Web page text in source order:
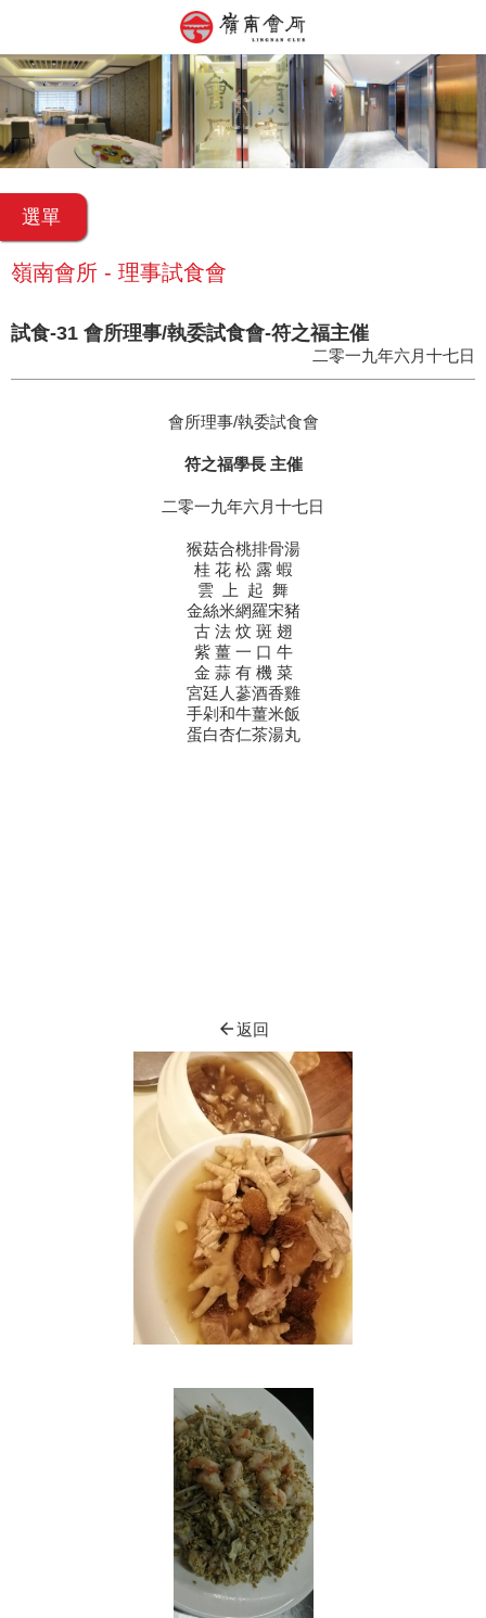
選單
嶺南會所 - 理事試食會
試食-31 會所理事/執委試食會-符之福主催
二零一九年六月十七日
會所理事/執委試食會
符之福學長 主催
二零一九年六月十七日
猴菇合桃排骨湯
桂 花 松 露 蝦
雲 上 起 舞
金絲米網羅宋豬
古 法 炆 斑 翅
紫 薑 一 口 牛
金 蒜 有 機 菜
宮廷人蔘酒香雞
手剁和牛薑米飯
蛋白杏仁茶湯丸
arrow_back返回